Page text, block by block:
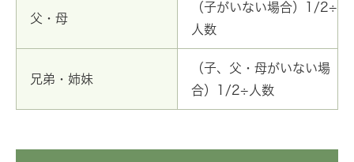
父・母
（子がいない場合）1/2÷
人数
兄弟・姉妹
（子、父・母がいない場
合）1/2÷人数